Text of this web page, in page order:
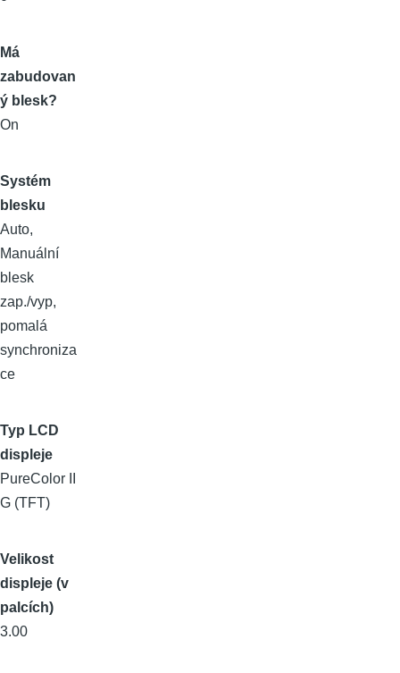
Má
zabudovan
ý blesk?
On
Systém
blesku
Auto,
Manuální
blesk
zap./vyp,
pomalá
synchroniza
ce
Typ LCD
displeje
PureColor II
G (TFT)
Velikost
displeje (v
palcích)
3.00